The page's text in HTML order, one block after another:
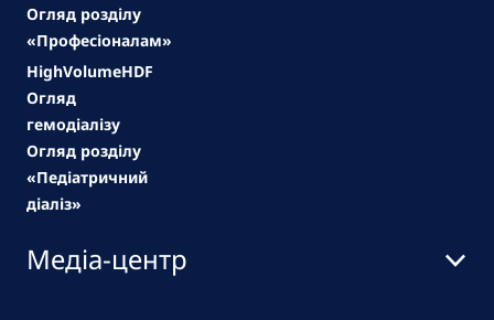
Огляд розділу
«Професіоналам»
HighVolumeHDF
Огляд
гемодіалізу
Огляд розділу
«Педіатричний
діаліз»
Медіа-центр